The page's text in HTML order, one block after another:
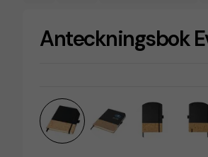
Anteckningsbok